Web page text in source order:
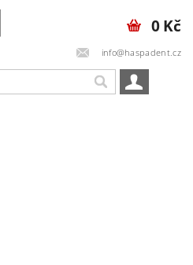
info@haspadent.cz
0 Kč